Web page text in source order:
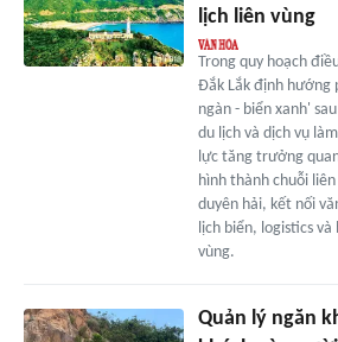
lịch liên vùng
Trong quy hoạch
Đắk Lắk định hướng
ngàn - biển xanh'
du lịch và dịch vụ
lực tăng trưởng
hình thành chuỗi
duyên hải, kết nối
lịch biển, logistics
vùng.
Quản lý ngăn